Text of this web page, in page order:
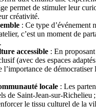
permet de stimuler leur
créativité.
: Ce type d’événement
c’est un moment de
accessible : En
(avec des espaces
de démocratiser
locale : Les
de Saint-Jean-sur-Richelieu ;
le tissu culturel de la